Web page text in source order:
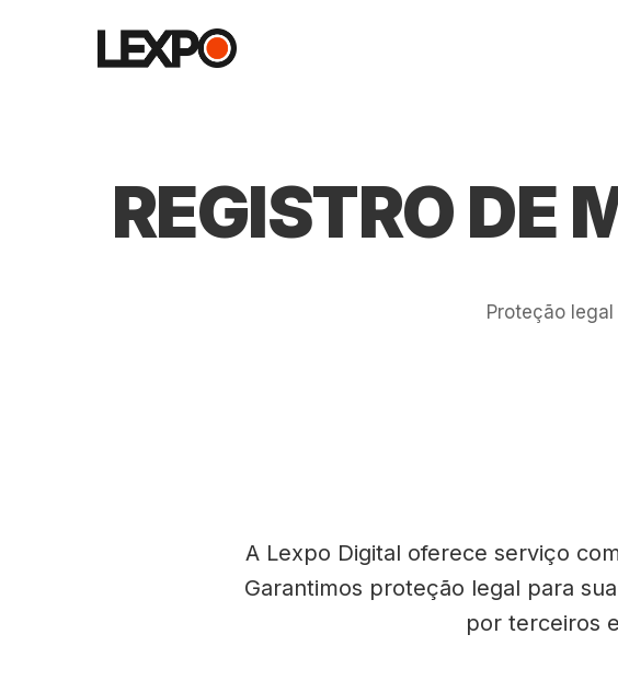
REGISTRO DE
Proteção
A Lexpo Digital oferece serviço
Garantimos proteção legal para
por terceiros